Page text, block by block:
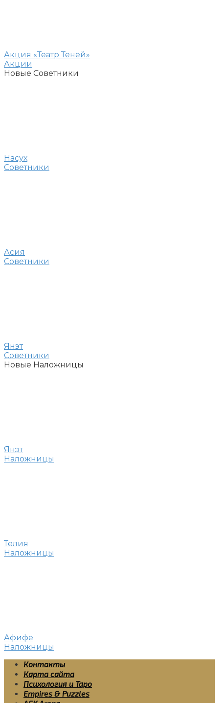
Акция «Театр Теней»
Акции
Новые Советники
Насух
Советники
Асия
Советники
Янэт
Советники
Новые Наложницы
Янэт
Наложницы
Телия
Наложницы
Афифе
Наложницы
Контакты
Карта сайта
Психология и Таро
Empires & Puzzles